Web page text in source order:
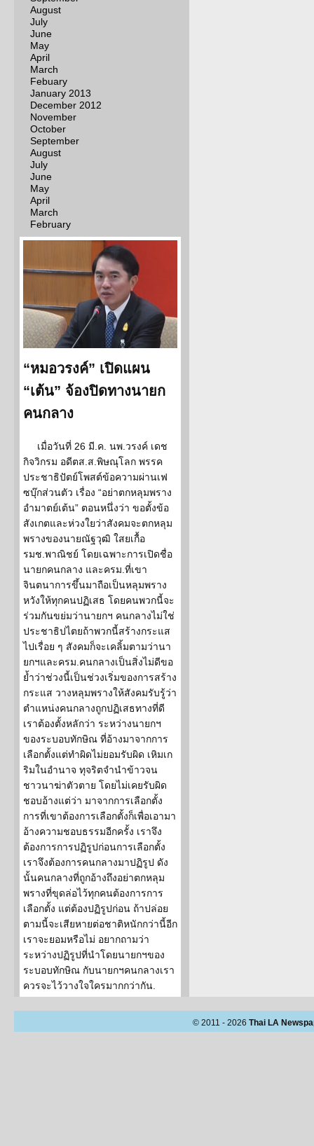
August
July
June
May
April
March
Febuary
January 2013
December 2012
November
October
September
August
July
June
May
April
March
February
“หมอวรงค์” เปิดแผน
“เต้น” จ้องปิดทางนายก
คนกลาง
เมื่อวันที่ 26 มี.ค. นพ.วรงค์ เดช
กิจวิกรม อดีตส.ส.พิษณุโลก พรรค
ประชาธิปัตย์โพสต์ข้อความผ่านเฟ
ซบุ๊กส่วนตัว เรื่อง “อย่าตกหลุมพราง
อำมาตย์เต้น” ตอนหนึ่งว่า ขอตั้งข้อ
สังเกตและห่วงใยว่าสังคมจะตกหลุม
พรางของนายณัฐวุฒิ ใสยเกื้อ
รมช.พาณิชย์ โดยเฉพาะการเปิดชื่อ
นายกคนกลาง และครม.ที่เขา
จินตนาการขึ้นมาถือเป็นหลุมพราง
หวังให้ทุกคนปฏิเสธ โดยคนพวกนี้จะ
ร่วมกันขย่มว่านายกฯ คนกลางไม่ใช่
ประชาธิปไตยถ้าพวกนี้สร้างกระแส
ไปเรื่อย ๆ สังคมก็จะเคลิ้มตามว่านา
ยกฯและครม.คนกลางเป็นสิ่งไม่ดีขอ
ย้ำว่าช่วงนี้เป็นช่วงเริ่มของการสร้าง
กระแส วางหลุมพรางให้สังคมรับรู้ว่า
ตำแหน่งคนกลางถูกปฏิเสธทางที่ดี
เราต้องตั้งหลักว่า ระหว่างนายกฯ
ของระบอบทักษิณ ที่อ้างมาจากการ
เลือกตั้งแต่ทำผิดไม่ยอมรับผิด เหิมเก
ริมในอำนาจ ทุจริตจำนำข้าวจน
ชาวนาฆ่าตัวตาย โดยไม่เคยรับผิด
ชอบอ้างแต่ว่า มาจากการเลือกตั้ง
การที่เขาต้องการเลือกตั้งก็เพื่อเอามา
อ้างความชอบธรรมอีกครั้ง เราจึง
ต้องการการปฏิรูปก่อนการเลือกตั้ง
เราจึงต้องการคนกลางมาปฏิรูป ดัง
นั้นคนกลางที่ถูกอ้างถึงอย่าตกหลุม
พรางที่ขุดล่อไว้ทุกคนต้องการการ
เลือกตั้ง แต่ต้องปฏิรูปก่อน ถ้าปล่อย
ตามนี้จะเสียหายต่อชาติหนักกว่านี้อีก
เราจะยอมหรือไม่ อยากถามว่า
ระหว่างปฏิรูปที่นำโดยนายกฯของ
ระบอบทักษิณ กับนายกฯคนกลางเรา
ควรจะไว้วางใจใครมากกว่ากัน.
© 2011 - 2026 Thai LA